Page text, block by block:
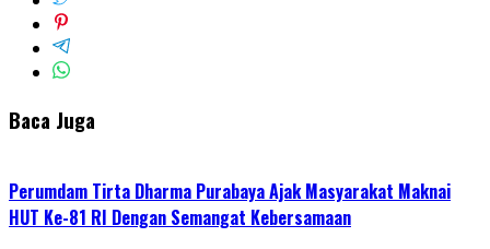
Baca Juga
Perumdam Tirta Dharma Purabaya Ajak Masyarakat Maknai
HUT Ke-81 RI Dengan Semangat Kebersamaan